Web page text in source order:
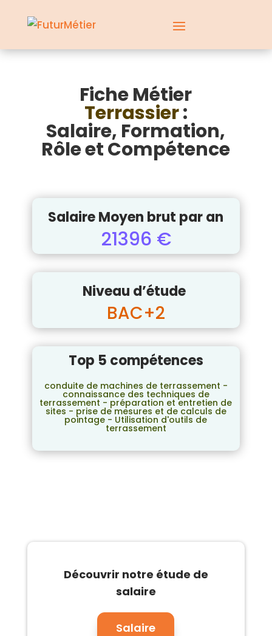
Fiche Métier
Terrassier:
Salaire, Formation,
Rôle et Compétence
Salaire Moyen brut par an
21396 €
Niveau d’étude
BAC+2
Top 5 compétences
conduite de machines de terrassement -
connaissance des techniques de
terrassement - préparation et entretien de
sites - prise de mesures et de calculs de
pointage - Utilisation d'outils de
terrassement
Découvrir notre étude de
salaire
Salaire